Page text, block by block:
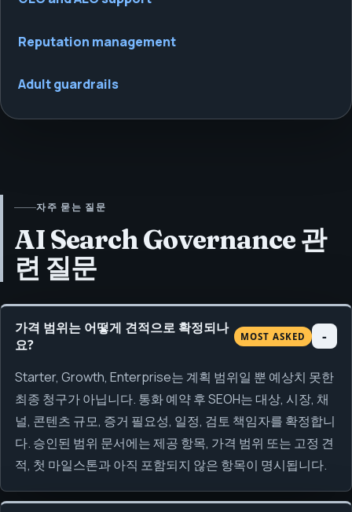
Reputation management
Adult guardrails
자주 묻는 질문
AI Search Governance 관
련 질문
가격 범위는 어떻게 견적으로 확정되나
요?
MOST ASKED
Starter, Growth, Enterprise는 계획 범위일 뿐 예상치 못한
최종 청구가 아닙니다. 통화 예약 후 SEOH는 대상, 시장, 채
널, 콘텐츠 규모, 증거 필요성, 일정, 검토 책임자를 확정합니
다. 승인된 범위 문서에는 제공 항목, 가격 범위 또는 고정 견
적, 첫 마일스톤과 아직 포함되지 않은 항목이 명시됩니다.